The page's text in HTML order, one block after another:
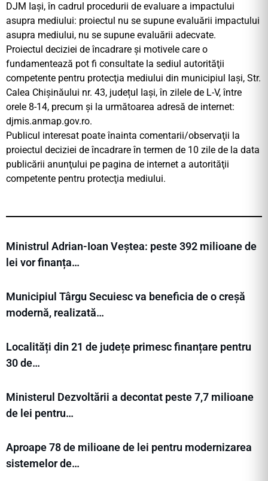
DJM Iași, în cadrul procedurii de evaluare a impactului
asupra mediului: proiectul nu se supune evaluării impactului
asupra mediului, nu se supune evaluării adecvate.
Proiectul deciziei de încadrare şi motivele care o
fundamentează pot fi consultate la sediul autorităţii
competente pentru protecţia mediului din municipiul Iași, Str.
Calea Chișinăului nr. 43, județul Iaşi, în zilele de L-V, între
orele 8-14, precum şi la următoarea adresă de internet:
djmis.anmap.gov.ro.
Publicul interesat poate înainta comentarii/observaţii la
proiectul deciziei de încadrare în termen de 10 zile de la data
publicării anunţului pe pagina de internet a autorităţii
competente pentru protecţia mediului.
Ministrul Adrian-Ioan Veștea: peste 392 milioane de
lei vor finanța…
Municipiul Târgu Secuiesc va beneficia de o creșă
modernă, realizată…
Localități din 21 de județe primesc finanțare pentru
30 de…
Ministerul Dezvoltării a decontat peste 7,7 milioane
de lei pentru…
Aproape 78 de milioane de lei pentru modernizarea
sistemelor de…